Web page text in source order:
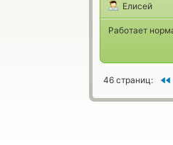
Елисей
Работает
46 страниц: